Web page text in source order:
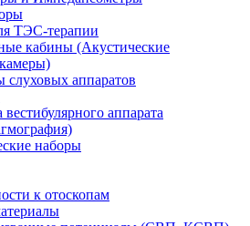
ТЭС-терапии
кабины (Акустические
слуховых аппаратов
аппарата
наборы
к отоскопам